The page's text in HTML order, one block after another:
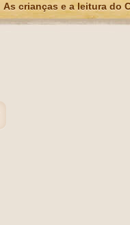
As crianças e a leitura do